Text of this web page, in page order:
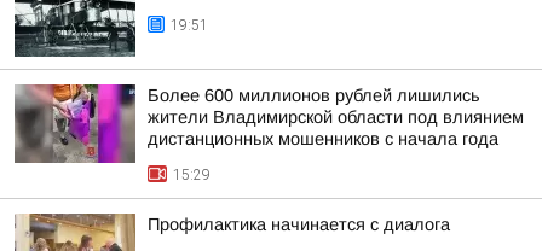
19:51
Более 600 миллионов рублей лишились
жители Владимирской области под влиянием
дистанционных мошенников с начала года
15:29
Профилактика начинается с диалога